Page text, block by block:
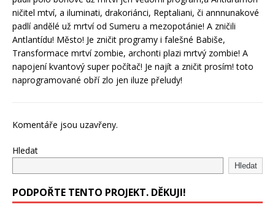
ničitel mtví, a iluminati, drakoriánci, Reptaliani, či annnunakové
padlí andělé už mrtví od Sumeru a mezopotánie! A zničili
Antlantídu! Město! Je zničit programy i falešné Babiše,
Transformace mrtví zombie, archonti plazi mrtvý zombie! A
napojení kvantový super počítač! Je najít a zničit prosím! toto
naprogramované obří zlo jen iluze přeludy!
Komentáře jsou uzavřeny.
Hledat
Hledat
PODPOŘTE TENTO PROJEKT. DĚKUJI!